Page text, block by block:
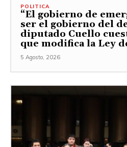
POLITICA
“El gobierno de
ser el gobierno del
diputado Cuello
que modifica la Ley
5 Agosto, 2026